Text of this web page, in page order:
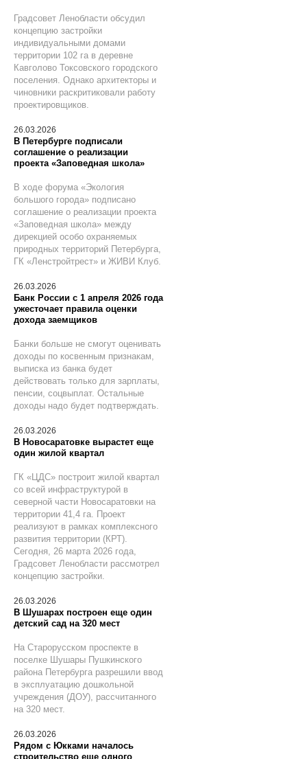
Градсовет Ленобласти обсудил
концепцию застройки
индивидуальными домами
территории 102 га в деревне
Кавголово Токсовского городского
поселения. Однако архитекторы и
чиновники раскритиковали работу
проектировщиков.
26.03.2026
В Петербурге подписали
соглашение о реализации
проекта «Заповедная школа»
В ходе форума «Экология
большого города» подписано
соглашение о реализации проекта
«Заповедная школа» между
дирекцией особо охраняемых
природных территорий Петербурга,
ГК «Ленстройтрест» и ЖИВИ Клуб.
26.03.2026
Банк России с 1 апреля 2026 года
ужесточает правила оценки
дохода заемщиков
Банки больше не смогут оценивать
доходы по косвенным признакам,
выписка из банка будет
действовать только для зарплаты,
пенсии, соцвыплат. Остальные
доходы надо будет подтверждать.
26.03.2026
В Новосаратовке вырастет еще
один жилой квартал
ГК «ЦДС» построит жилой квартал
со всей инфраструктурой в
северной части Новосаратовки на
территории 41,4 га. Проект
реализуют в рамках комплексного
развития территории (КРТ).
Сегодня, 26 марта 2026 года,
Градсовет Ленобласти рассмотрел
концепцию застройки.
26.03.2026
В Шушарах построен еще один
детский сад на 320 мест
На Старорусском проспекте в
поселке Шушары Пушкинского
района Петербурга разрешили ввод
в эксплуатацию дошкольной
учреждения (ДОУ), рассчитанного
на 320 мест.
26.03.2026
Рядом с Юкками началось
строительство еще одного